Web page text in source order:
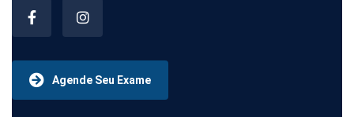
Agende Seu Exame